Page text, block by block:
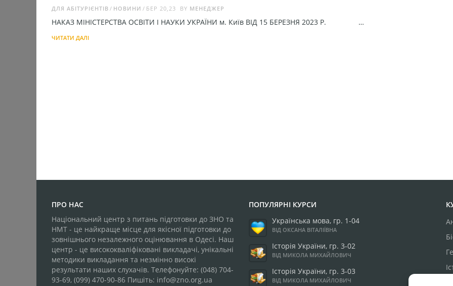
БЕР 20,23
ДЛЯ АБІТУРІЄНТІВ НОВИНИ BY МЕНЕДЖЕР
НАКАЗ МІНІСТЕРСТВА ОСВІТИ І НАУКИ УКРАЇНИ м. Київ ВІД 15 БЕРЕЗНЯ 2023 Р. …
ЧИТАТИ ДАЛІ
ПРО НАС
Національний центр з питань підготовки до ЗНО та
НМТ - це найкраще місце для якісної підготовки до
зовнішнього незалежного оцінювання в Одесі. Наш
центр - це висококваліфіковані викладачі, унікальні
методики викладання та незмінно високі
результати наших слухачів. Телефонуйте: (048) 704-
93-69, (099) 470-90-86 Пишіть: info@zno.org.ua
ПОПУЛЯРНІ КУРСИ
Українська мова, гр. 1-04
ВІД ОКСАНА ВІТАЛІЇВНА
Історія України, гр. 3-02
ВІД МИКОЛА МИХАЙЛОВИЧ
Історія України, гр. 3-03
ВІД МИКОЛА МИХАЙЛОВИЧ